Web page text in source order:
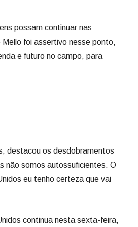
possam continuar nas
foi assertivo nesse ponto,
e futuro no campo, para
destacou os desdobramentos
não somos autossuficientes. O
eu tenho certeza que vai
continua nesta sexta-feira,